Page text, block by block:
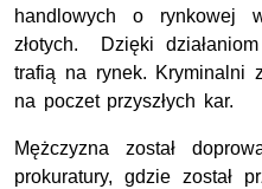
handlowych o rynkowej
złotych. Dzięki
trafią na rynek. Kryminalni
na poczet przyszłych kar.
Mężczyzna został
prokuratury, gdzie został